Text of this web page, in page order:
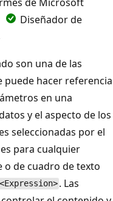
Diseñador de
son una de las
puede hacer referencia
en una
y el aspecto de los
seleccionadas por el
para cualquier
de cuadro de texto
<Expression> . Las